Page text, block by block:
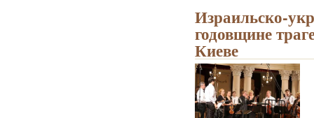
Израильско-
годовщине
Киеве